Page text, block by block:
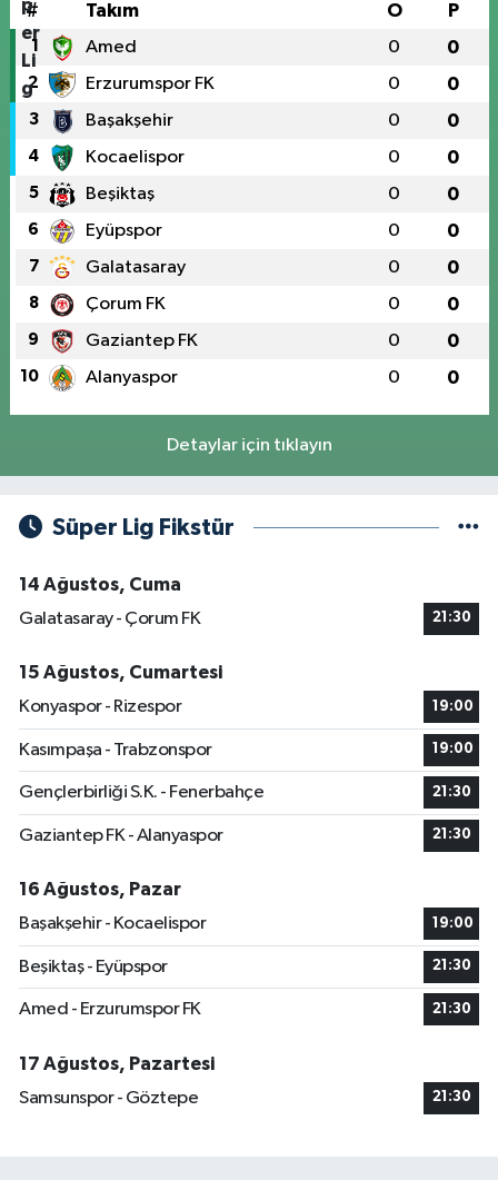
# Takım O P
1 Amed 0 0
2 Erzurumspor FK 0 0
3 Başakşehir 0 0
4 Kocaelispor 0 0
5 Beşiktaş 0 0
6 Eyüpspor 0 0
7 Galatasaray 0 0
8 Çorum FK 0 0
9 Gaziantep FK 0 0
10 Alanyaspor 0 0
Detaylar için tıklayın
Süper Lig Fikstür
14 Ağustos, Cuma
Galatasaray - Çorum FK
21:30
15 Ağustos, Cumartesi
Konyaspor - Rizespor
19:00
Kasımpaşa - Trabzonspor 19:00
Gençlerbirliği S.K. - Fenerbahçe 21:30
Gaziantep FK - Alanyaspor 21:30
16 Ağustos, Pazar
Başakşehir - Kocaelispor
19:00
Beşiktaş - Eyüpspor 21:30
Amed - Erzurumspor FK 21:30
17 Ağustos, Pazartesi
Samsunspor - Göztepe
21:30